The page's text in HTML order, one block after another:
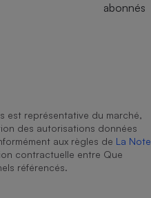
abonnés
est représentative du marché,
des autorisations données
aux règles de La Note
contractuelle entre Que
référencés.